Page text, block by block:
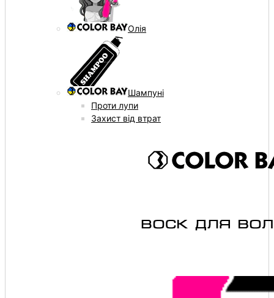
Олія
Шампуні
Проти лупи
Захист від втрат